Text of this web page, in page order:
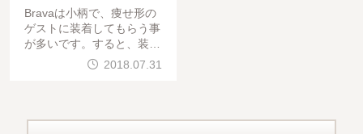
Bravaは小柄で、痩せ形の
ゲストに装着してもらう事
が多いです。すると、装着
できないなどの事もありま
2018.07.31